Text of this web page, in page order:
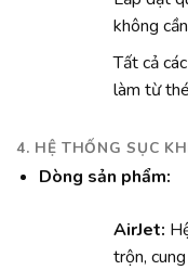
không
Tất cả
làm từ
4. HỆ THỐNG SỤC
Dòng sản phẩm:
AirJet:
trộn,